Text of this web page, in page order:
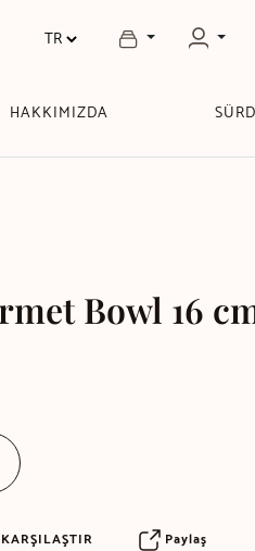
HAKKIMIZDA
Bowl 16
KARŞILAŞTIR Paylaş